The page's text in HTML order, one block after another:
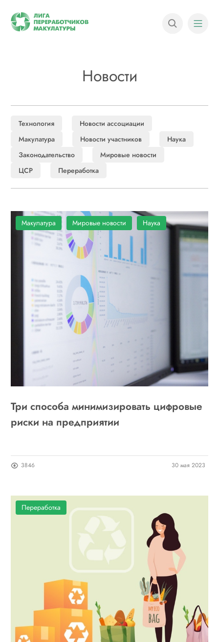
Новости
Технология
Новости ассоциации
Макулатура
Новости участников
Наука
Законодательство
Мировые новости
ЦСР
Переработка
Макулатура Мировые новости Наука
Три способа минимизировать цифровые
риски на предприятии
3846 30 мая 2023
Переработка